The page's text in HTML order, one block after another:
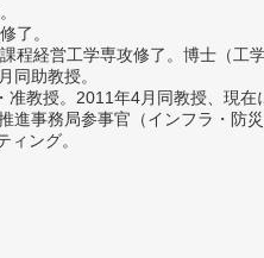
了。
程経営工学専攻修了。博士（工学
同助教授。
教授。2011年4月同教授、現在
事務局参事官（インフラ・防
ング。